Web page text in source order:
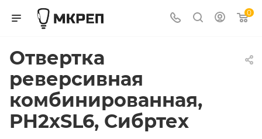
0
Отвертка
реверсивная
комбинированная,
PH2xSL6, Сибртех